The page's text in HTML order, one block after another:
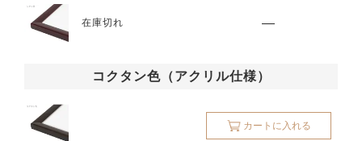
在庫切れ —
コクタン色（アクリル仕様）
カートに入れる